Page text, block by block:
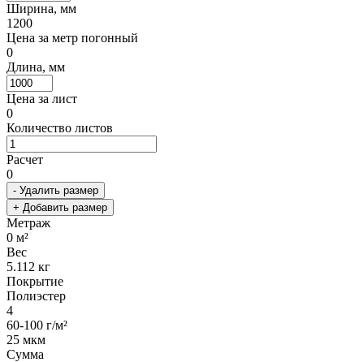
Ширина, мм
1200
Цена за метр погонный
0
Длина, мм
Цена за лист
0
Количество листов
Расчет
0
- Удалить размер
+ Добавить размер
Метраж
0 м²
Вес
5.112 кг
Покрытие
Полиэстер
4
60-100 г/м²
25 мкм
Сумма